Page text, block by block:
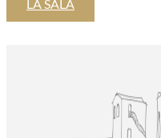
LA SALA